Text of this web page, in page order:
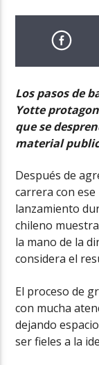
Los pasos de
Yotte
que se
material
Después de
carrera con
lanzamiento
chileno
la mano de la
considera el
El proceso de
con mucha
dejando
ser fieles a la